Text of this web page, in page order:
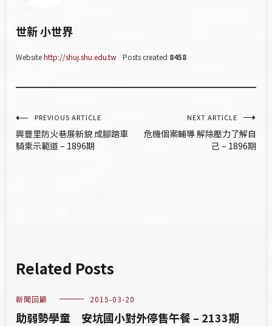
世新 小世界
Websitehttp://shuj.shu.edu.tw Posts created 8458
文
章
PREVIOUS ARTICLE
興豐里防火巷展新貌 成腳踏車
騎乘示範道 – 1896期
NEXT ARTICLE
危機個案輔導 解除壓力了解自
己 – 1896期
Related Posts
新聞回顧 2015-03-20
助弱勢學童 安坑國小對外停售午餐 – 2133期